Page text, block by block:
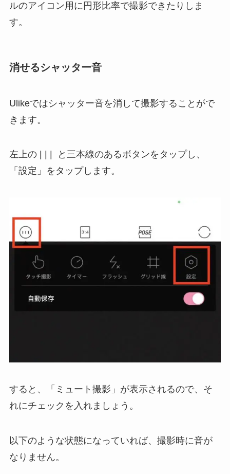
ルのアイコン用に円形比率で撮影できたりしま
す。
消せるシャッター音
Ulikeではシャッター音を消して撮影することがで
きます。
左上の | | | と三本線のあるボタンをタップし、
「設定」をタップします。
すると、「ミュート撮影」が表示されるので、そ
れにチェックを入れましょう。
以下のような状態になっていれば、撮影時に音が
なりません。